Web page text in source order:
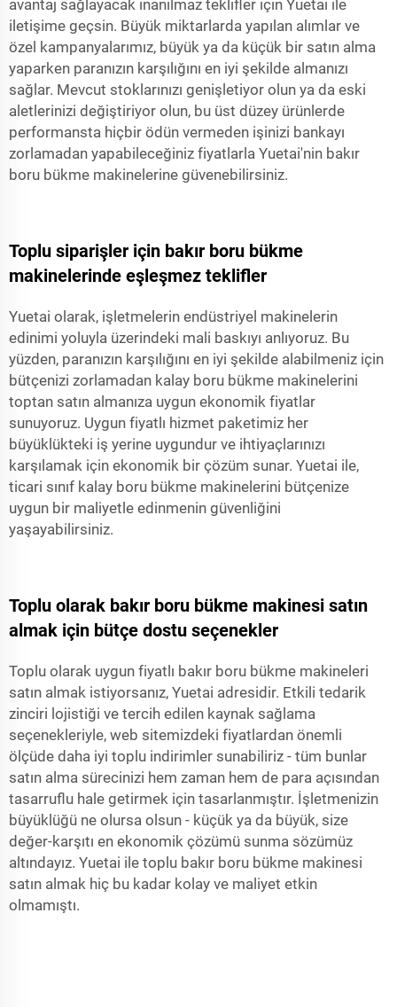
avantaj sağlayacak inanılmaz teklifler için Yuetai ile
iletişime geçsin. Büyük miktarlarda yapılan alımlar ve
özel kampanyalarımız, büyük ya da küçük bir satın alma
yaparken paranızın karşılığını en iyi şekilde almanızı
sağlar. Mevcut stoklarınızı genişletiyor olun ya da eski
aletlerinizi değiştiriyor olun, bu üst düzey ürünlerde
performansta hiçbir ödün vermeden işinizi bankayı
zorlamadan yapabileceğiniz fiyatlarla Yuetai'nin bakır
boru bükme makinelerine güvenebilirsiniz.
Toplu siparişler için bakır boru bükme
makinelerinde eşleşmez teklifler
Yuetai olarak, işletmelerin endüstriyel makinelerin
edinimi yoluyla üzerindeki mali baskıyı anlıyoruz. Bu
yüzden, paranızın karşılığını en iyi şekilde alabilmeniz için
bütçenizi zorlamadan kalay boru bükme makinelerini
toptan satın almanıza uygun ekonomik fiyatlar
sunuyoruz. Uygun fiyatlı hizmet paketimiz her
büyüklükteki iş yerine uygundur ve ihtiyaçlarınızı
karşılamak için ekonomik bir çözüm sunar. Yuetai ile,
ticari sınıf kalay boru bükme makinelerini bütçenize
uygun bir maliyetle edinmenin güvenliğini
yaşayabilirsiniz.
Toplu olarak bakır boru bükme makinesi satın
almak için bütçe dostu seçenekler
Toplu olarak uygun fiyatlı bakır boru bükme makineleri
satın almak istiyorsanız, Yuetai adresidir. Etkili tedarik
zinciri lojistiği ve tercih edilen kaynak sağlama
seçenekleriyle, web sitemizdeki fiyatlardan önemli
ölçüde daha iyi toplu indirimler sunabiliriz - tüm bunlar
satın alma sürecinizi hem zaman hem de para açısından
tasarruflu hale getirmek için tasarlanmıştır. İşletmenizin
büyüklüğü ne olursa olsun - küçük ya da büyük, size
değer-karşıtı en ekonomik çözümü sunma sözümüz
altındayız. Yuetai ile toplu bakır boru bükme makinesi
satın almak hiç bu kadar kolay ve maliyet etkin
olmamıştı.